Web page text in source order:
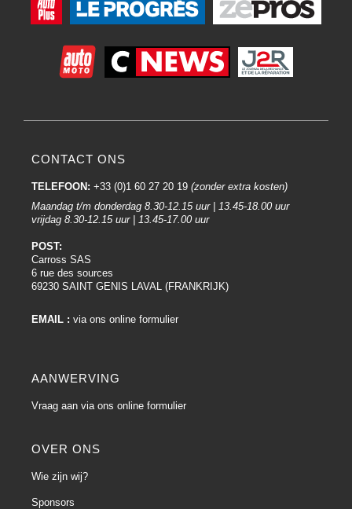
CONTACT ONS
TELEFOON: +33 (0)1 60 27 20 19 (zonder extra kosten)
Maandag t/m donderdag 8.30-12.15 uur | 13.45-18.00 uur
vrijdag 8.30-12.15 uur | 13.45-17.00 uur
POST:
Carross SAS
6 rue des sources
69230 SAINT GENIS LAVAL (FRANKRIJK)
EMAIL : via ons online formulier
AANWERVING
Vraag aan via ons online formulier
OVER ONS
Wie zijn wij?
Sponsors